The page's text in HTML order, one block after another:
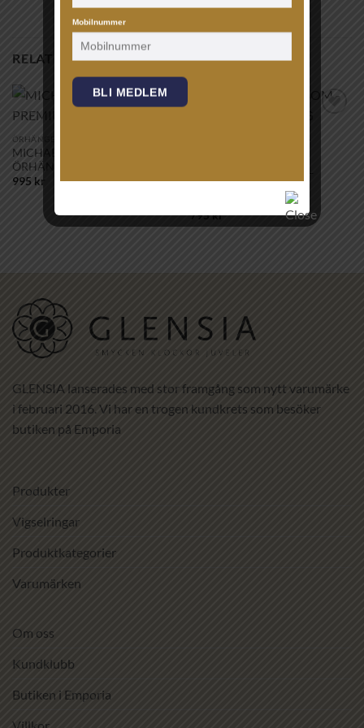
RELATERADE PRODUKTER
ÖRHÄNGEN
MICHAEL KORS – PREMIUM
ÖRHÄNGE
995 kr
RHODIUM CRYSTAL
795kr
GLENSIA lanserades med stor framgång som nytt varumärke
i februari 2016. Vi har en trogen kundkrets som besöker
butiken på Emporia
Produkter
Vigselringar
Produktkategorier
Varumärken
Om oss
Kundklubb
Butiken i Emporia
Mobilnummer
BLI MEDLEM